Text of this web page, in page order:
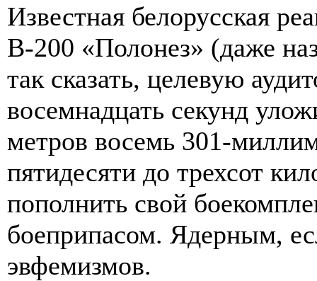
Известная белорусская
В-200 «Полонез» (даже
так сказать, целевую
восемнадцать секунд
метров восемь 301-
пятидесяти до трехсот
пополнить свой
боеприпасом. Ядерным,
эвфемизмов.